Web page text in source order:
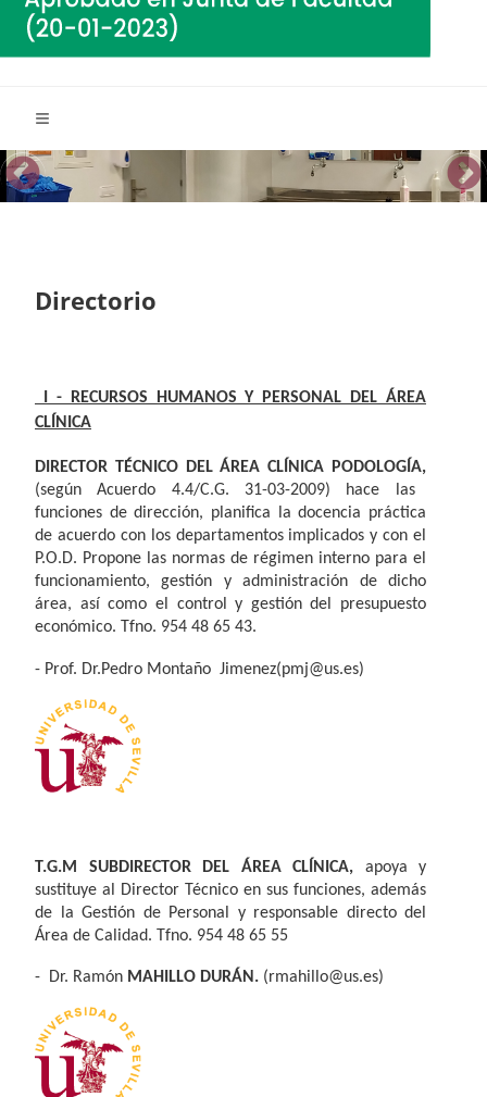
Directorio
I - RECURSOS HUMANOS Y PERSONAL DEL ÁREA
CLÍNICA
DIRECTOR TÉCNICO DEL ÁREA CLÍNICA PODOLOGÍA,
(según Acuerdo 4.4/C.G. 31-03-2009) hace las
funciones de dirección, planifica la docencia práctica
de acuerdo con los departamentos implicados y con el
P.O.D. Propone las normas de régimen interno para el
funcionamiento, gestión y administración de dicho
área, así como el control y gestión del presupuesto
económico. Tfno. 954 48 65 43.
- Prof. Dr.Pedro Montaño Jimenez(pmj@us.es)
T.G.M SUBDIRECTOR DEL ÁREA CLÍNICA, apoya y
sustituye al Director Técnico en sus funciones, además
de
la Gestión de Personal y responsable directo del
Área de Calidad. Tfno. 954 48 65 55
- Dr. Ramón MAHILLO DURÁN. (rmahillo@us.es)